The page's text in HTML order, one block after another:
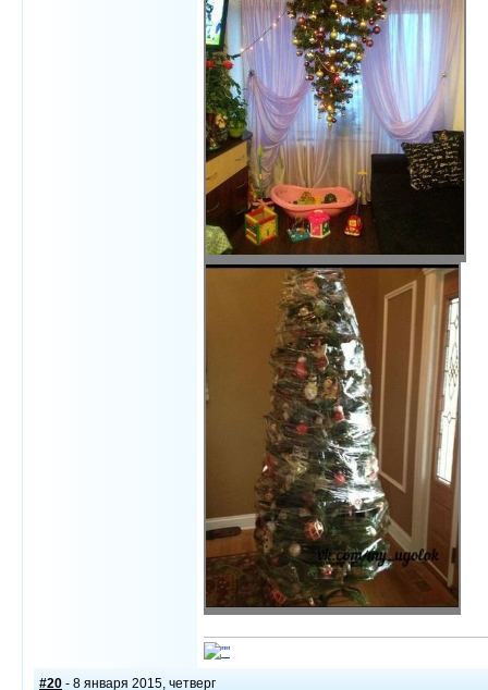
#20 - 8 января 2015, четверг